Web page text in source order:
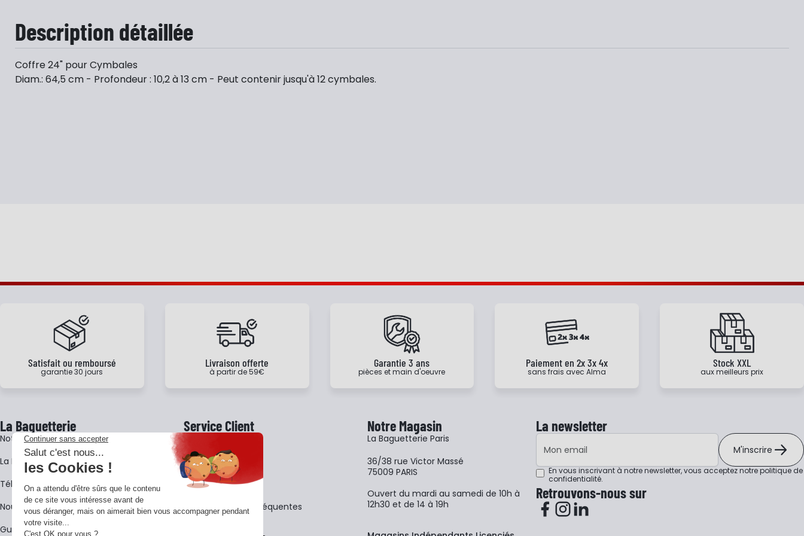
Description détaillée
Coffre 24" pour Cymbales
Diam.: 64,5 cm - Profondeur : 10,2 à 13 cm - Peut contenir jusqu'à 12 cymbales.
Satisfait ou remboursé
garantie 30 jours
Livraison offerte
à partir de 59€
Garantie 3 ans
pièces et main d'oeuvre
Paiement en 2x 3x 4x
sans frais avec Alma
Stock XXL
aux meilleurs prix
La Baguetterie
Notre histoire
La BagShow
​Télécharger le catalogue
Nous contacter
Guides La Baguetterie
Service Client
Garantie 3 ans
CGV
FAQ - Questions Fréquentes
Notre Magasin
La Baguetterie Paris
36/38 rue Victor Massé
75009 PARIS
Ouvert du mardi au samedi de 10h à
12h30 et de 14 à 19h
La newsletter
Adresse e-mail
M'inscrire
En vous inscrivant à notre newsletter, vous acceptez notrepolitique de
confidentialité.
Retrouvons-nous sur